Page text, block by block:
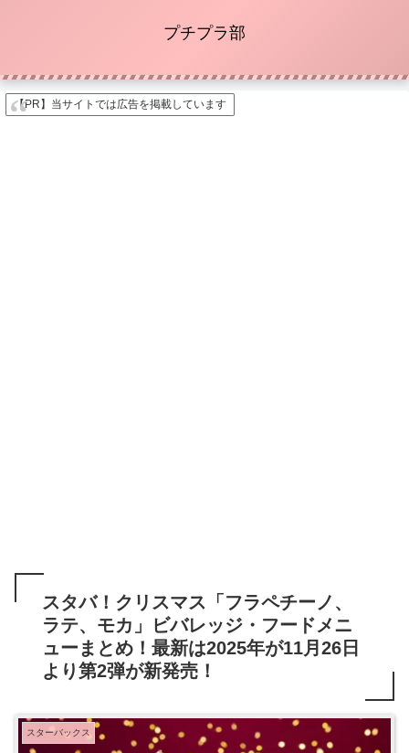
プチプラ部
【PR】当サイトでは広告を掲載しています
スタバ！クリスマス「フラペチーノ、
ラテ、モカ」ビバレッジ・フードメニ
ューまとめ！最新は2025年が11月26日
より第2弾が新発売！
スターバックス